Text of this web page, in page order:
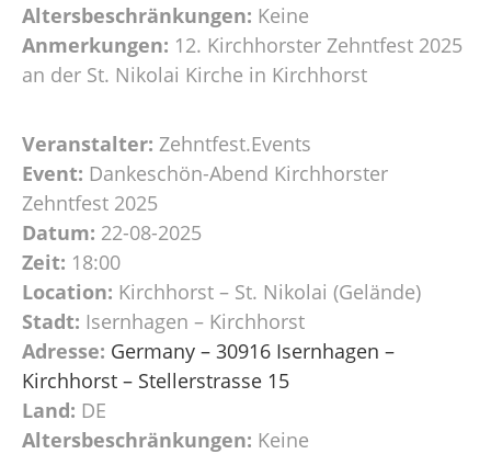
Altersbeschränkungen: Keine
Anmerkungen: 12. Kirchhorster Zehntfest 2025
an der St. Nikolai Kirche in Kirchhorst
Veranstalter: Zehntfest.Events
Event: Dankeschön-Abend Kirchhorster
Zehntfest 2025
Datum: 22-08-2025
Zeit: 18:00
Location: Kirchhorst – St. Nikolai (Gelände)
Stadt: Isernhagen – Kirchhorst
Adresse: Germany – 30916 Isernhagen –
Kirchhorst – Stellerstrasse 15
Land: DE
Altersbeschränkungen: Keine